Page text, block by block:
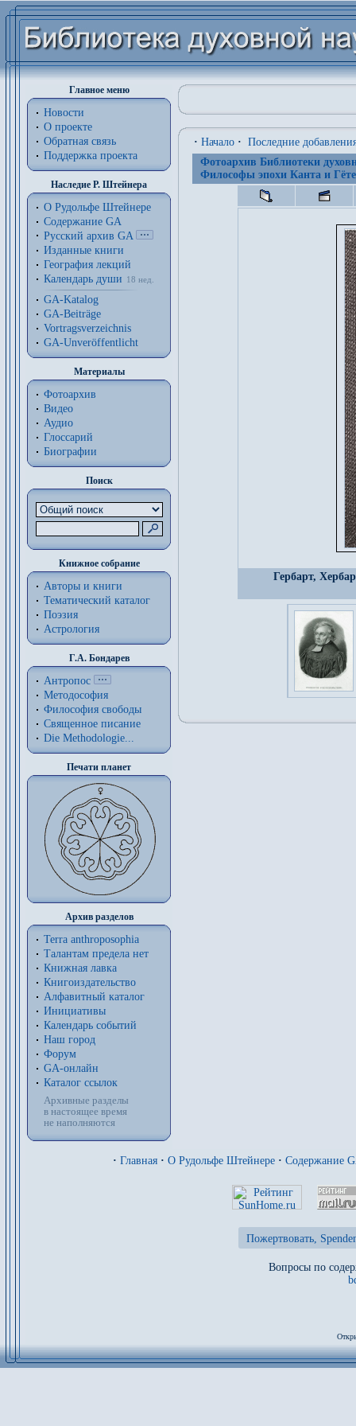
Главное меню
Новости
О проекте
Обратная связь
Поддержка проекта
Наследие Р. Штейнера
О Рудольфе Штейнере
Содержание GA
Русский архив GA
Изданные книги
География лекций
Календарь души
18 нед.
GA-Katalog
GA-Beiträge
Vortragsverzeichnis
GA-Unveröffentlicht
Материалы
Фотоархив
Видео
Аудио
Глоссарий
Биографии
Поиск
Книжное собрание
Авторы и книги
Тематический каталог
Поэзия
Астрология
Г.А. Бондарев
Антропос
Методософия
Философия cвободы
Священное писание
Die Methodologie...
Печати планет
Архив разделов
Terra anthroposophia
Талантам предела нет
Книжная лавка
Книгоиздательство
Алфавитный каталог
Инициативы
Календарь событий
Наш город
Форум
GA-онлайн
Каталог ссылок
Архивные разделы
в настоящее время
не наполняются
· Начало · Последние
Фотоархив Библиотеки
Философы эпохи Канта и Гёте
Гербарт,
· Главная · О Рудольфе Штейнере · Содержание
Пожертвовать,
Вопросы по